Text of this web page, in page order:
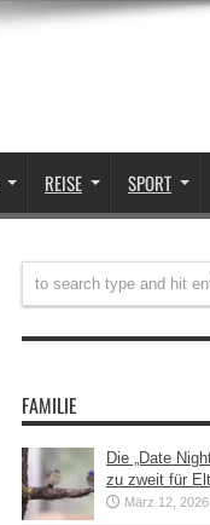
REISE SPORT
FAMILIE
Die „Date
zu zweit für
März 12, 2026